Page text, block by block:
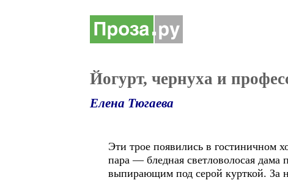
Йогурт, чернуха и
Елена Тюгаева
Эти трое появились в гостиничном
пара — бледная светловолосая дама
выпирающим под серой курткой. За